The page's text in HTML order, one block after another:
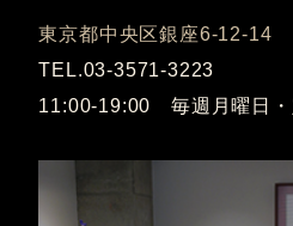
東京都中央区銀座6-12-14
TEL.03-3571-3223
11:00-19:00 毎週月曜日・